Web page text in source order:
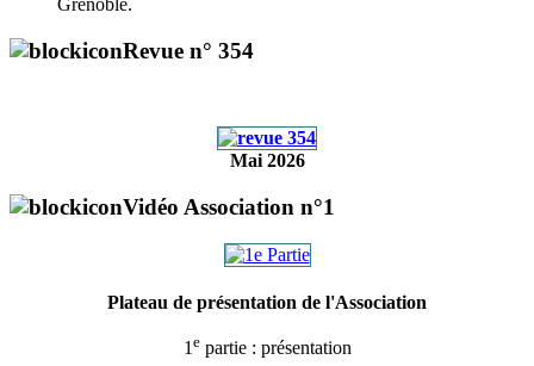
Grenoble.
Revue n° 354
Mai 2026
Vidéo Association n°1
Plateau de présentation de l'Association
1 epartie : présentation